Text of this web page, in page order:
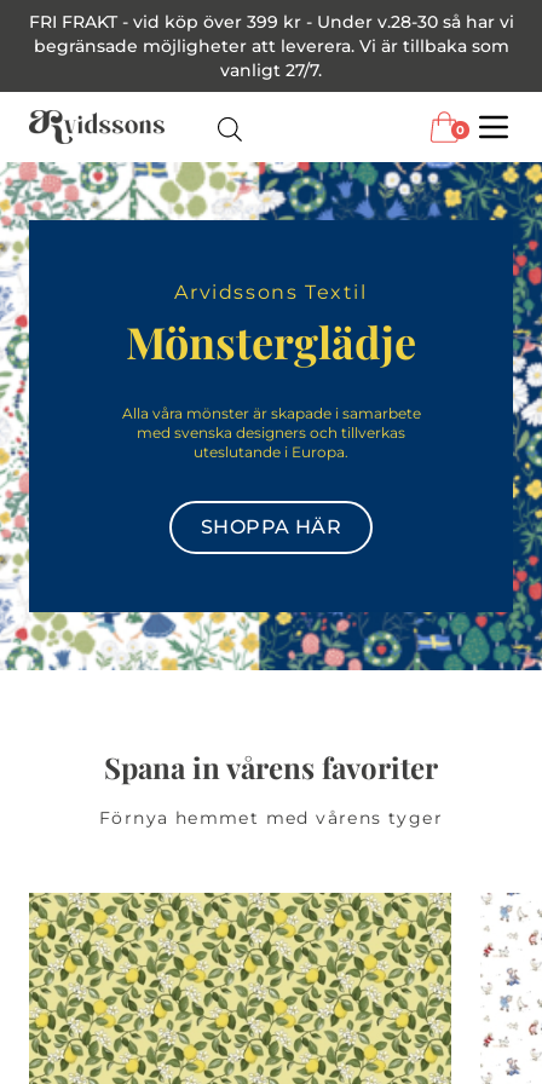
FRI FRAKT - vid köp över 399 kr - Under v.28-30 så har vi
begränsade möjligheter att leverera. Vi är tillbaka som
vanligt 27/7.
0
Arvidssons Textil
Mönsterglädje
Alla våra mönster är skapade i samarbete
med svenska designers och tillverkas
uteslutande i Europa.
SHOPPA HÄR
Spana in vårens favoriter
Förnya hemmet med vårens tyger